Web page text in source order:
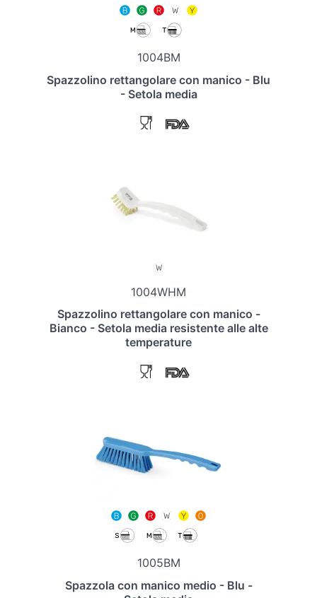
1004BM
Spazzolino rettangolare con manico - Blu
- Setola media
1004WHM
Spazzolino rettangolare con manico -
Bianco - Setola media resistente alle alte
temperature
1005BM
Spazzola con manico medio - Blu -